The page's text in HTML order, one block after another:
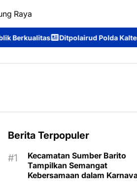
Raya
Polda Kalteng Sambangi
Berita Terpopuler
Kecamatan Sumber Barito
Tampilkan Semangat
Kebersamaan dalam